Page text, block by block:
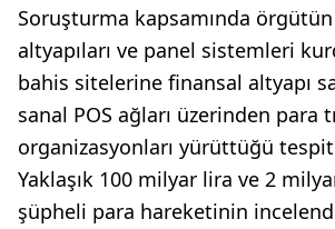
Soruşturma kapsamında örgütün
altyapıları ve panel sistemleri
bahis sitelerine finansal altyapı
sanal POS ağları üzerinden para
organizasyonları yürüttüğü
Yaklaşık 100 milyar lira ve 2
şüpheli para hareketinin